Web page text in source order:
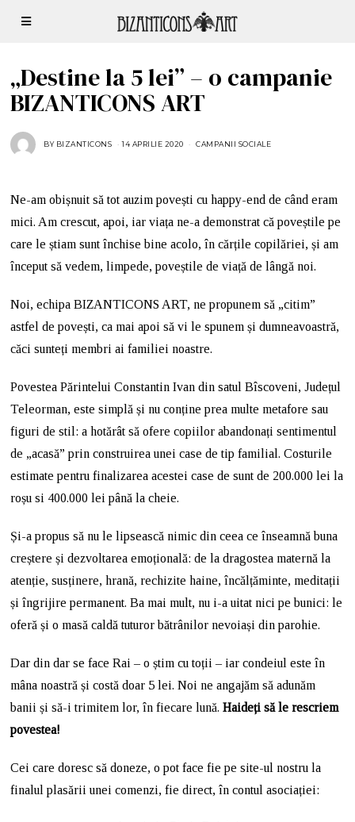
„Destine la 5 lei” – o campanie
BIZANTICONS ART
BY BIZANTICONS 14 APRILIE 2020 CAMPANII SOCIALE
Ne-am obișnuit să tot auzim povești cu happy-end de când eram
mici. Am crescut, apoi, iar viața ne-a demonstrat că poveștile pe
care le știam sunt închise bine acolo, în cărțile copilăriei, și am
început să vedem, limpede, poveștile de viață de lângă noi.
Noi, echipa BIZANTICONS ART, ne propunem să „citim”
astfel de povești, ca mai apoi să vi le spunem și dumneavoastră,
căci sunteți membri ai familiei noastre.
Povestea Părintelui Constantin Ivan din satul Bîscoveni, Județul
Teleorman, este simplă și nu conține prea multe metafore sau
figuri de stil: a hotărât să ofere copiilor abandonați sentimentul
de „acasă” prin construirea unei case de tip familial. Costurile
estimate pentru finalizarea acestei case de sunt de 200.000 lei la
roșu si 400.000 lei până la cheie.
Și-a propus să nu le lipsească nimic din ceea ce înseamnă buna
creștere și dezvoltarea emoțională: de la dragostea maternă la
atenție, susținere, hrană, rechizite haine, încălțăminte, meditații
și îngrijire permanent. Ba mai mult, nu i-a uitat nici pe bunici: le
oferă și o masă caldă tuturor bătrânilor nevoiași din parohie.
Dar din dar se face Rai – o știm cu toții – iar condeiul este în
mâna noastră și costă doar 5 lei. Noi ne angajăm să adunăm
banii și să-i trimitem lor, în fiecare lună.Haideți să le rescriem
povestea!
Cei care doresc să doneze, o pot face fie pe site-ul nostru la
finalul plasării unei comenzi, fie direct, în contul asociației: